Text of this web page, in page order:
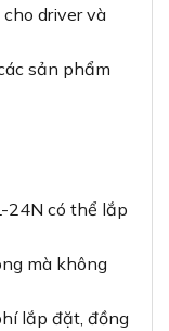
driver và
sản phẩm
24N có thể lắp
mà không
lắp đặt, đồng